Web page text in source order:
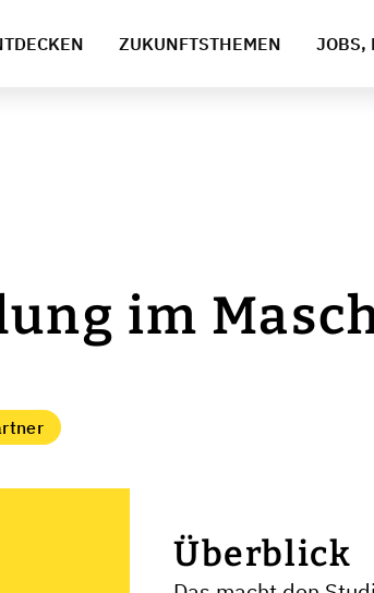
ZUKUNFTSTHEMEN JOBS,
im
Überblick